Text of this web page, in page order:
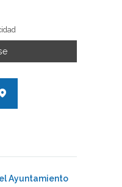
Ayuntamiento